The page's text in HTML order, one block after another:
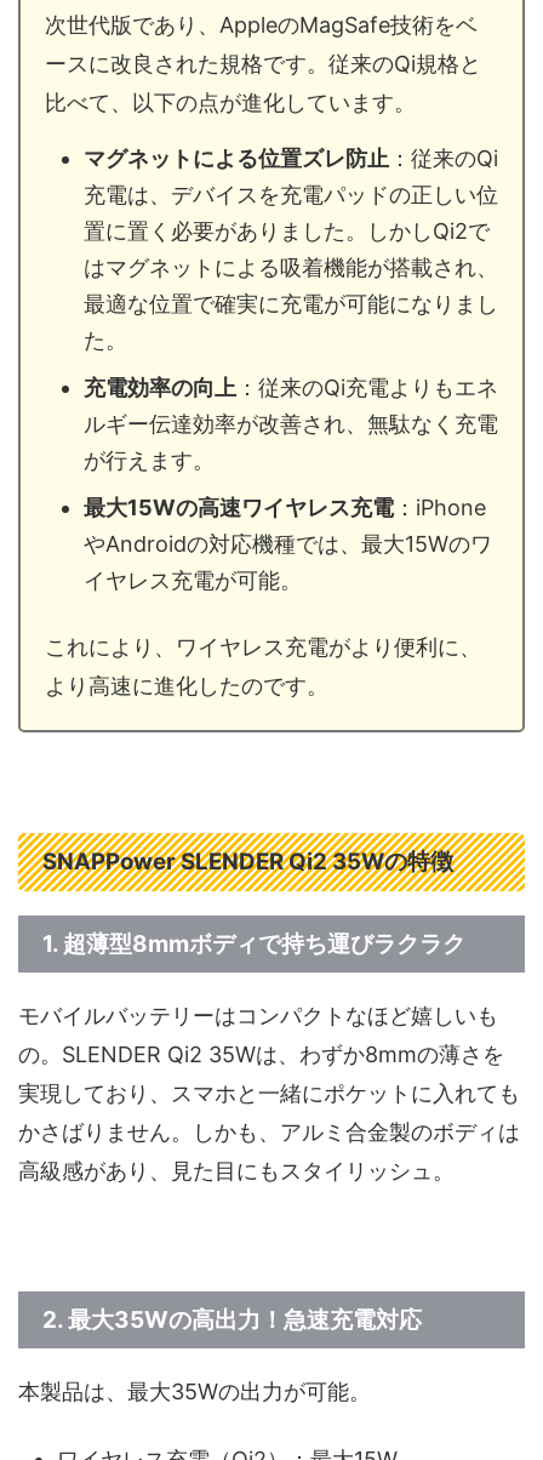
次世代版であり、AppleのMagSafe技術をベ
ースに改良された規格です。従来のQi規格と
比べて、以下の点が進化しています。
マグネットによる位置ズレ防止 ：従来のQi
充電は、デバイスを充電パッドの正しい位
置に置く必要がありました。しかしQi2で
はマグネットによる吸着機能が搭載され、
最適な位置で確実に充電が可能になりまし
た。
充電効率の向上 ：従来のQi充電よりもエネ
ルギー伝達効率が改善され、無駄なく充電
が行えます。
最大15Wの高速ワイヤレス充電：iPhone
やAndroidの対応機種では、最大15Wのワ
イヤレス充電が可能。
これにより、ワイヤレス充電がより便利に、
より高速に進化したのです。
SNAPPower SLENDER Qi2 35Wの特徴
1. 超薄型8mmボディで持ち運びラクラク
モバイルバッテリーはコンパクトなほど嬉しいも
の。SLENDER Qi2 35Wは、わずか8mmの薄さを
実現しており、スマホと一緒にポケットに入れても
かさばりません。しかも、アルミ合金製のボディは
高級感があり、見た目にもスタイリッシュ。
2.最大35Wの高出力！急速充電対応
本製品は、最大35Wの出力が可能。